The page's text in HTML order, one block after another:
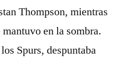
Thompson, mientras
en la sombra.
Spurs, despuntaba